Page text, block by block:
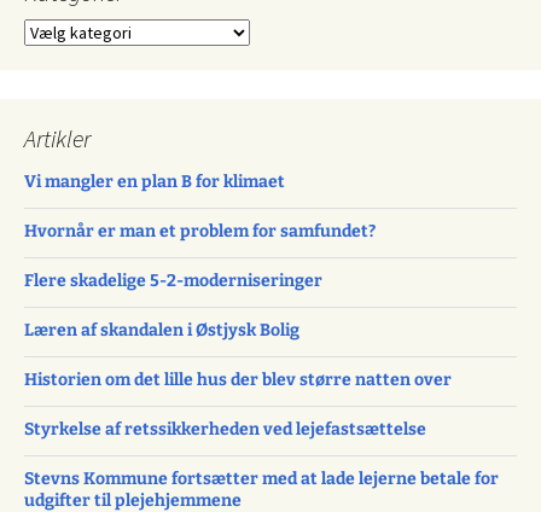
Kategorier
Artikler
Vi mangler en plan B for klimaet
Hvornår er man et problem for samfundet?
Flere skadelige 5-2-moderniseringer
Læren af skandalen i Østjysk Bolig
Historien om det lille hus der blev større natten over
Styrkelse af retssikkerheden ved lejefastsættelse
Stevns Kommune fortsætter med at lade lejerne betale for
udgifter til plejehjemmene